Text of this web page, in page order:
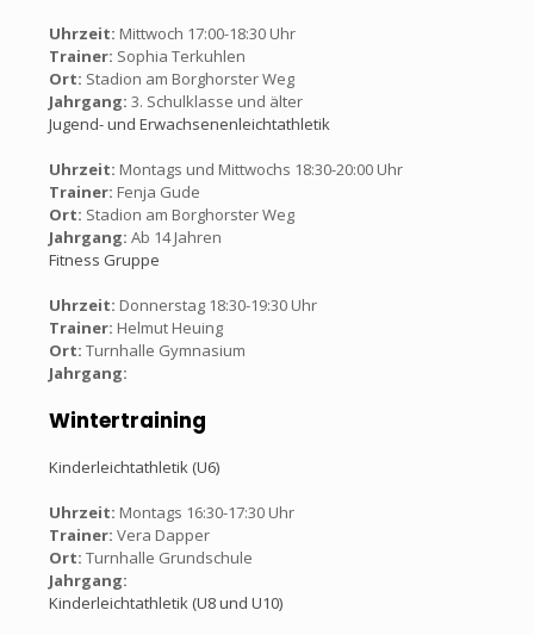
Uhrzeit: Mittwoch 17:00-18:30 Uhr
Trainer: Sophia Terkuhlen
Ort: Stadion am Borghorster Weg
Jahrgang: 3. Schulklasse und älter
Jugend- und Erwachsenenleichtathletik
Uhrzeit: Montags und Mittwochs 18:30-20:00 Uhr
Trainer: Fenja Gude
Ort: Stadion am Borghorster Weg
Jahrgang: Ab 14 Jahren
Fitness Gruppe
Uhrzeit: Donnerstag 18:30-19:30 Uhr
Trainer: Helmut Heuing
Ort: Turnhalle Gymnasium
Jahrgang:
Wintertraining
Kinderleichtathletik (U6)
Uhrzeit: Montags 16:30-17:30 Uhr
Trainer: Vera Dapper
Ort: Turnhalle Grundschule
Jahrgang:
Kinderleichtathletik (U8 und U10)